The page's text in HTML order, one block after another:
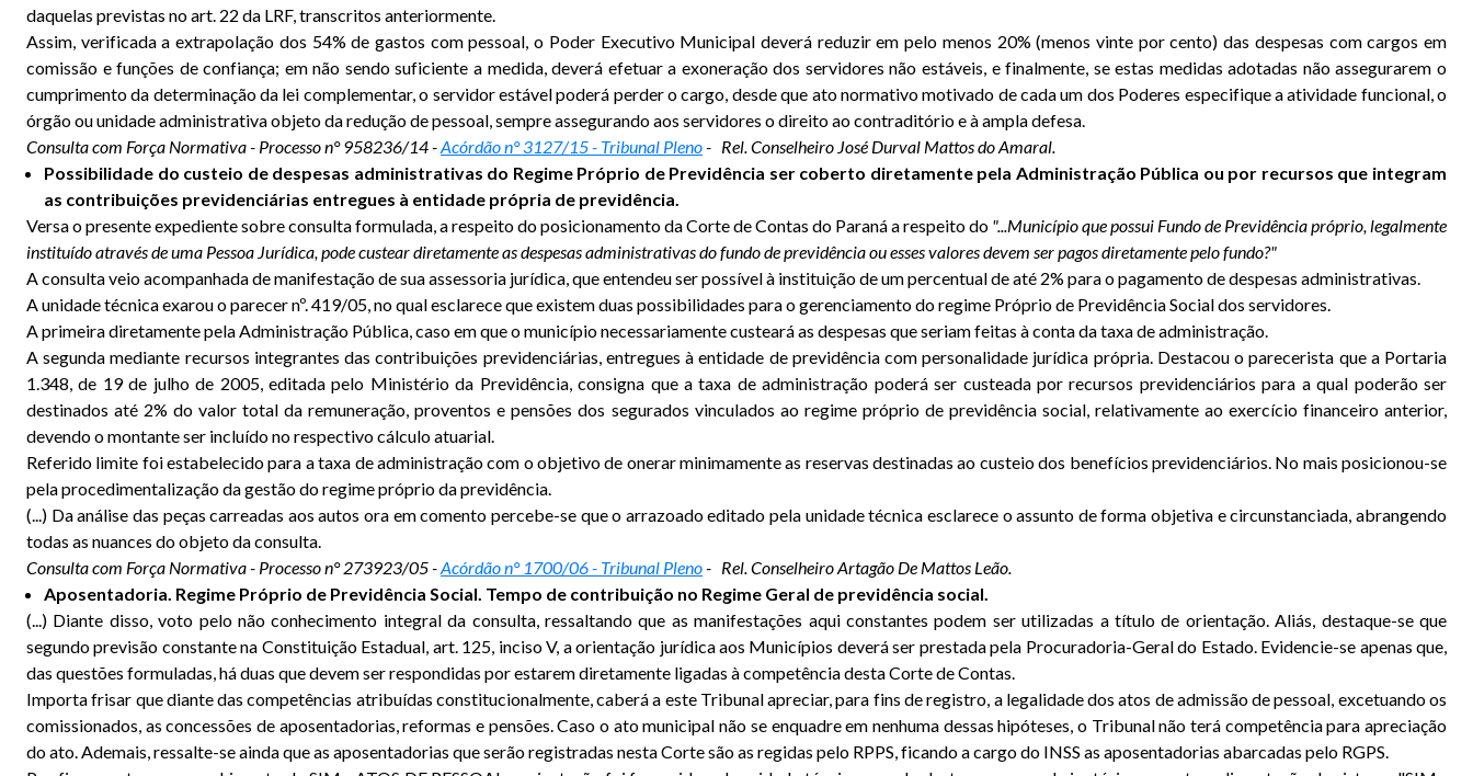
daquelas previstas no art. 22 da LRF, transcritos anteriormente.
Assim, verificada a extrapolação dos 54% de gastos com pessoal, o Poder Executivo Municipal deverá reduzir em pelo menos 20% (menos vinte por cento) das despesas com cargos em
comissão e funções de confiança; em não sendo suficiente a medida, deverá efetuar a exoneração dos servidores não estáveis, e finalmente, se estas medidas adotadas não assegurarem o
cumprimento da determinação da lei complementar, o servidor estável poderá perder o cargo, desde que ato normativo motivado de cada um dos Poderes especifique a atividade funcional, o
órgão ou unidade administrativa objeto da redução de pessoal, sempre assegurando aos servidores o direito ao contraditório e à ampla defesa.
Consulta com Força Normativa - Processo n° 958236/14 -Acórdão n° 3127/15 - Tribunal Pleno- Rel. Conselheiro José Durval Mattos do Amaral.
Possibilidade do custeio de despesas administrativas do Regime Próprio de Previdência ser coberto diretamente pela Administração Pública ou por recursos que integram
as contribuições previdenciárias entregues à entidade própria de previdência.
Versa o presente expediente sobre consulta formulada, a respeito do posicionamento da Corte de Contas do Paraná a respeito do "...Município que possui Fundo de Previdência próprio, legalmente
instituído através de uma Pessoa Jurídica, pode custear diretamente as despesas administrativas do fundo de previdência ou esses valores devem ser pagos diretamente pelo fundo?"
A consulta veio acompanhada de manifestação de sua assessoria jurídica, que entendeu ser possível à instituição de um percentual de até 2% para o pagamento de despesas administrativas.
A unidade técnica exarou o parecer nº. 419/05, no qual esclarece que existem duas possibilidades para o gerenciamento do regime Próprio de Previdência Social dos servidores.
A primeira diretamente pela Administração Pública, caso em que o município necessariamente custeará as despesas que seriam feitas à conta da taxa de administração.
A segunda mediante recursos integrantes das contribuições previdenciárias, entregues à entidade de previdência com personalidade jurídica própria. Destacou o parecerista que a Portaria
1.348, de 19 de julho de 2005, editada pelo Ministério da Previdência, consigna que a taxa de administração poderá ser custeada por recursos previdenciários para a qual poderão ser
destinados até 2% do valor total da remuneração, proventos e pensões dos segurados vinculados ao regime próprio de previdência social, relativamente ao exercício financeiro anterior,
devendo o montante ser incluído no respectivo cálculo atuarial.
Referido limite foi estabelecido para a taxa de administração com o objetivo de onerar minimamente as reservas destinadas ao custeio dos benefícios previdenciários. No mais posicionou-se
pela procedimentalização da gestão do regime próprio da previdência.
(...) Da análise das peças carreadas aos autos ora em comento percebe-se que o arrazoado editado pela unidade técnica esclarece o assunto de forma objetiva e circunstanciada, abrangendo
todas as nuances do objeto da consulta.
Consulta com Força Normativa - Processo n° 273923/05 -Acórdão n° 1700/06 - Tribunal Pleno- Rel. Conselheiro Artagão De Mattos Leão.
Aposentadoria. Regime Próprio de Previdência Social. Tempo de contribuição no Regime Geral de previdência social.
(...) Diante disso, voto pelo não conhecimento integral da consulta, ressaltando que as manifestações aqui constantes podem ser utilizadas a título de orientação. Aliás, destaque-se que
segundo previsão constante na Constituição Estadual, art. 125, inciso V, a orientação jurídica aos Municípios deverá ser prestada pela Procuradoria-Geral do Estado. Evidencie-se apenas que,
das questões formuladas, há duas que devem ser respondidas por estarem diretamente ligadas à competência desta Corte de Contas.
Importa frisar que diante das competências atribuídas constitucionalmente, caberá a este Tribunal apreciar, para fins de registro, a legalidade dos atos de admissão de pessoal, excetuando os
comissionados, as concessões de aposentadorias, reformas e pensões. Caso o ato municipal não se enquadre em nenhuma dessas hipóteses, o Tribunal não terá competência para apreciação
do ato. Ademais, ressalte-se ainda que as aposentadorias que serão registradas nesta Corte são as regidas pelo RPPS, ficando a cargo do INSS as aposentadorias abarcadas pelo RGPS.